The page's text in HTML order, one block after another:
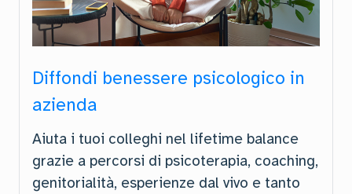
Diffondi benessere psicologico in
azienda
Aiuta i tuoi colleghi nel lifetime balance
grazie a percorsi di psicoterapia, coaching,
genitorialità, esperienze dal vivo e tanto